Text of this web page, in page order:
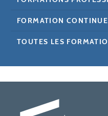
FORMATION CONTINUE
TOUTES LES